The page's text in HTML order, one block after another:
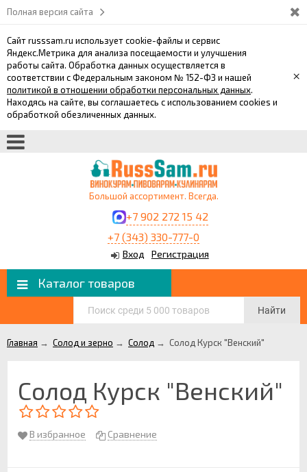
Полная версия сайта
Сайт russsam.ru использует cookie-файлы и сервис
Яндекс.Метрика для анализа посещаемости и улучшения
работы сайта. Обработка данных осуществляется в
соответствии с Федеральным законом № 152-ФЗ и нашей
политикой в отношении обработки персональных данных.
Находясь на сайте, вы соглашаетесь с использованием cookies и
обработкой обезличенных данных.
×
Большой ассортимент. Всегда.
+7 902 272 15 42
+7 (343) 330-777-0
Вход Регистрация
Каталог товаров
Найти
Главная → Солод и зерно → Солод → Солод Курск "Венский"
Солод Курск "Венский"
В избранное Сравнение